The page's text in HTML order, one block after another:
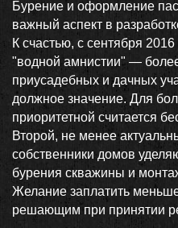
Бурение и оформление
важный аспект в
К счастью, с сентября
"водной амнистии" —
приусадебных и дачных
должное значение. Для
приоритетной считается
Второй, не менее
собственники домов
бурения скважины и
Желание заплатить
решающим при принятии